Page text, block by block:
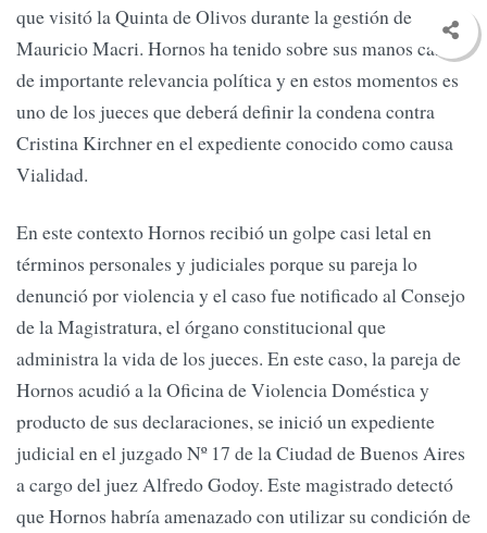
que visitó la Quinta de Olivos durante la gestión de
Mauricio Macri. Hornos ha tenido sobre sus manos casos
de importante relevancia política y en estos momentos es
uno de los jueces que deberá definir la condena contra
Cristina Kirchner en el expediente conocido como causa
Vialidad.
En este contexto Hornos recibió un golpe casi letal en
términos personales y judiciales porque su pareja lo
denunció por violencia y el caso fue notificado al Consejo
de la Magistratura, el órgano constitucional que
administra la vida de los jueces. En este caso, la pareja de
Hornos acudió a la Oficina de Violencia Doméstica y
producto de sus declaraciones, se inició un expediente
judicial en el juzgado Nº 17 de la Ciudad de Buenos Aires
a cargo del juez Alfredo Godoy. Este magistrado detectó
que Hornos habría amenazado con utilizar su condición de